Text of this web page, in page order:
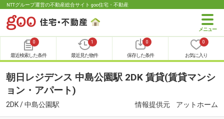
NTTグループ運営の不動産総合サイト goo住宅・不動産
0
最近検索した条件
1
最近見た物件
0
保存した条件
0
お気に入り
朝日レジデンス 中島公園駅 2DK 賃貸(賃貸マンシ
ョン・アパート)
2DK / 中島公園駅 情報提供元 アットホーム